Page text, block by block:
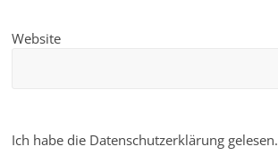
Website
Ich habe die Datenschutzerklärung gelesen.